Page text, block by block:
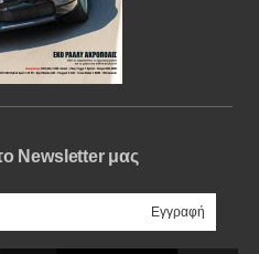
Newsletter μας